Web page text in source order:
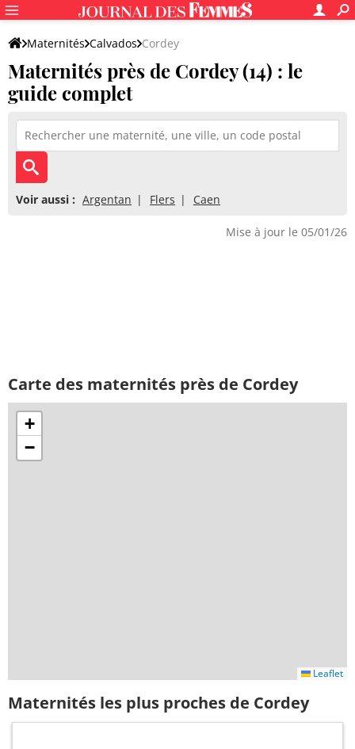
Maternités Calvados Cordey
Maternités près de Cordey (14) : le
guide complet
Voir aussi : Argentan Flers Caen
Mise à jour le 05/01/26
Carte des maternités près de Cordey
+
−
Leaflet
Maternités les plus proches de Cordey